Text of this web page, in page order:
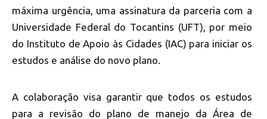
máxima urgência, uma assinatura da parceria com a
Universidade Federal do Tocantins (UFT), por meio
do Instituto de Apoio às Cidades (IAC) para iniciar os
estudos e análise do novo plano.
A colaboração visa garantir que todos os estudos
para a revisão do plano de manejo da Área de